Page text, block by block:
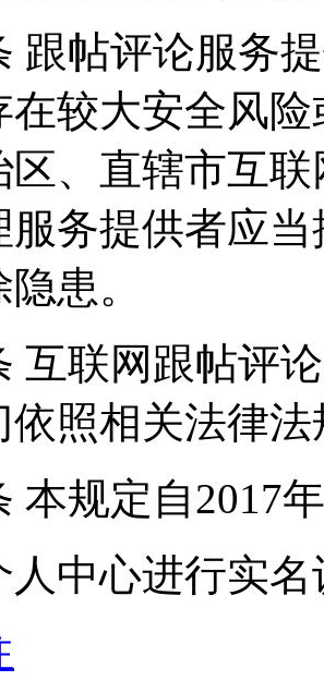
跟帖评论服务
在较大安全风
区、直辖市互
服务提供者应
患。
互联网跟帖评
依照相关法律
本规定自2017
人中心进行实名